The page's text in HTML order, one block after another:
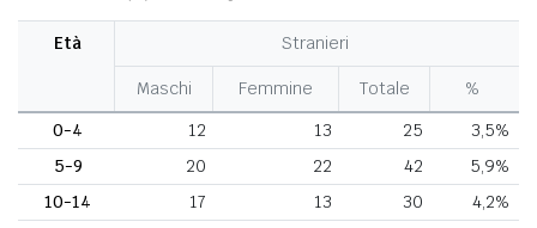
Età Stranieri
Maschi Femmine Totale
%
0-4
12 13 25
3,5%
5-9
20 22 42
5,9%
10-14
17 13 30
4,2%